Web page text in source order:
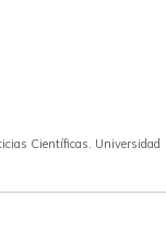
Científicas. Universidad